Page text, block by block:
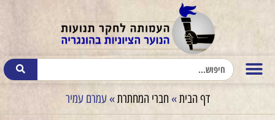
דף הבית»חברי המחתרת»עמרם עמיר